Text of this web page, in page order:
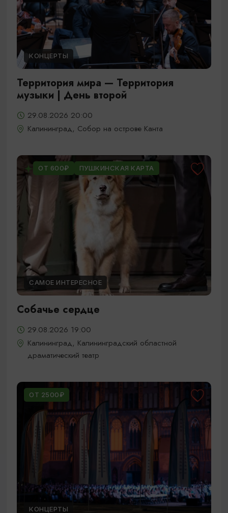
КОНЦЕРТЫ
Территория мира — Территория
музыки | День второй
29.08.2026 20:00
Калининград, Собор на острове Канта
ОТ 600₽ ПУШКИНСКАЯ КАРТА
САМОЕ ИНТЕРЕСНОЕ
Собачье сердце
29.08.2026 19:00
Калининград, Калининградский областной
драматический театр
ОТ 2500₽
КОНЦЕРТЫ